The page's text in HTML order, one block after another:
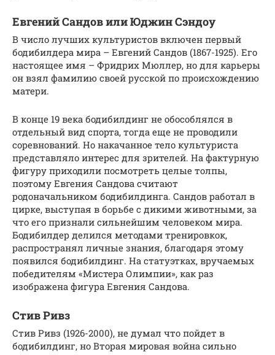
Евгений Сандов или Юджин Сэндоу
В число лучших культуристов включен первый
бодибилдера мира – Евгений Сандов (1867-1925). Его
настоящее имя – Фридрих Мюллер, но для карьеры
он взял фамилию своей русской по происхождению
матери.
В конце 19 века бодибилдинг не обособлялся в
отдельный вид спорта, тогда еще не проводили
соревнований. Но накачанное тело культуриста
представляло интерес для зрителей. На фактурную
фигуру приходили посмотреть целые толпы,
поэтому Евгения Сандова считают
родоначальником бодибилдинга. Сандов работал в
цирке, выступая в борьбе с дикими животными, за
что его признали сильнейшим человеком мира.
Бодибилдер делился методами тренировкок,
распространял личные знания, благодаря этому
появился бодибилдинг. На статуэтках, вручаемых
победителям «Мистера Олимпии», как раз
изображена фигура Евгения Сандова.
Стив Ривз
Стив Ривз (1926-2000), не думал что пойдет в
бодибилдинг, но Вторая мировая война сильно